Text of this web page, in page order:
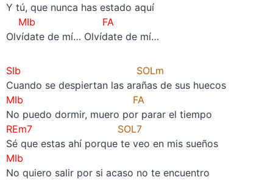
Y tú, que nunca has estado aquí
MIb FA
Olvídate de mí… Olvídate de mí…
SIb
SOLm
Cuando se despiertan las arañas de sus huecos
MIb FA
No puedo dormir, muero por parar el tiempo
REm7 SOL7
Sé que estas ahí porque te veo en mis sueños
MIb
No quiero salir por si acaso no te encuentro